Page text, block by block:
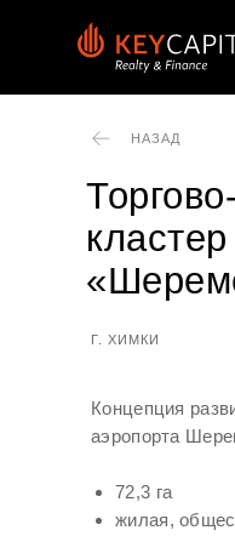
кластер
Концепция
аэропорта
72,3 га
жилая,
НАЗАД
Г. ХИМКИ